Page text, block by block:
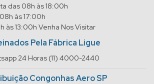
das 08h às 18:00h
às 17:00h
às 13:00h Venha Nos Visitar
Pela Fábrica Ligue
24 Horas (11) 4000-2440
Congonhas Aero SP